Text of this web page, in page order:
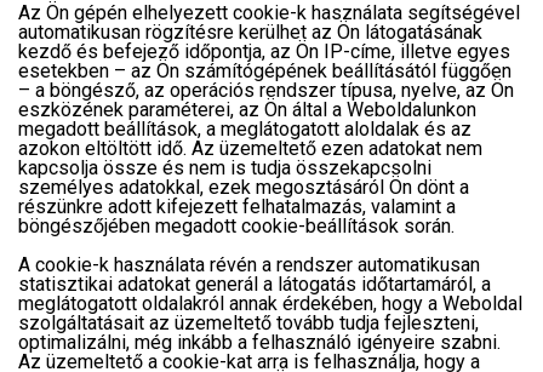
Az Ön gépén elhelyezett cookie-k használata segítségével
automatikusan rögzítésre kerülhet az Ön látogatásának
kezdő és befejező időpontja, az Ön IP-címe, illetve egyes
esetekben – az Ön számítógépének beállításától függően
– a böngésző, az operációs rendszer típusa, nyelve, az Ön
eszközének paraméterei, az Ön által a Weboldalunkon
megadott beállítások, a meglátogatott aloldalak és az
azokon eltöltött idő. Az üzemeltető ezen adatokat nem
kapcsolja össze és nem is tudja összekapcsolni
személyes adatokkal, ezek megosztásáról Ön dönt a
részünkre adott kifejezett felhatalmazás, valamint a
böngészőjében megadott cookie-beállítások során.
A cookie-k használata révén a rendszer automatikusan
statisztikai adatokat generál a látogatás időtartamáról, a
meglátogatott oldalakról annak érdekében, hogy a Weboldal
szolgáltatásait az üzemeltető tovább tudja fejleszteni,
optimalizálni, még inkább a felhasználó igényeire szabni.
Az üzemeltető a cookie-kat arra is felhasználja, hogy a